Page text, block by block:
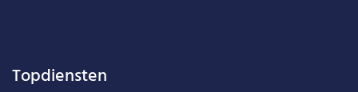
Topdiensten